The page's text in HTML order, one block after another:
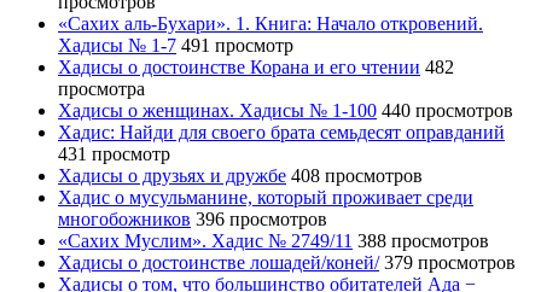
«Сахих аль-Бухари». 1. Книга: Начало откровений.
Хадисы № 1-7 491 просмотр
Хадисы о достоинстве Корана и его чтении 482
просмотра
Хадисы о женщинах. Хадисы № 1-100 440 просмотров
Хадис: Найди для своего брата семьдесят оправданий
431 просмотр
Хадисы о друзьях и дружбе 408 просмотров
Хадис о мусульманине, который проживает среди
многобожников 396 просмотров
«Сахих Муслим». Хадис № 2749/11 388 просмотров
Хадисы о достоинстве лошадей/коней/ 379 просмотров
Хадисы о том, что большинство обитателей Ада −